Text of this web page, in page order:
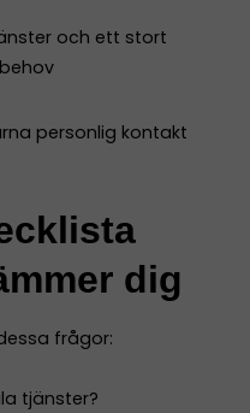
och ett stort
personlig kontakt
dig
frågor:
tjänster?